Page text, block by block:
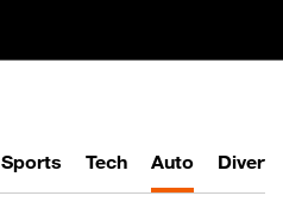
Sports Tech Auto